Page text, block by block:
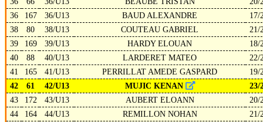
36
167 36/U13 BAUD ALEXANDRE
17/
38
80 38/U13 COUTEAU GABRIEL
21/
39
169 39/U13 HARDY ELOUAN
18/
40
88 40/U13 LARDERET MATEO
22/
41
165 41/U13 PERRILLAT AMEDE GASPARD
19/
42
61 42/U13 MUJIC KENAN
23/
43
172 43/U13 AUBERT ELOANN
20/
44
164 44/U13 REMILLON NOHAN
21/